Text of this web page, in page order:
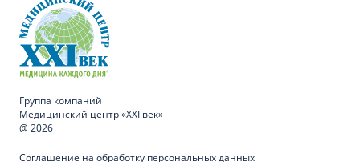
Группа компаний
Медицинский центр «XXI век»
@ 2026
Соглашение на обработку персональных данных